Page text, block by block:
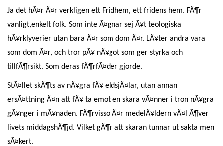
Ja det hÃ¤r Ã¤r verkligen ett Fridhem, ett fridens hem. FÃ¶r
vanligt,enkelt folk. Som inte Ã¤gnar sej Ã¥t teologiska
hÃ¥rklyverier utan bara Ã¤r som dom Ã¤r. LÃ¥ter andra vara
som dom Ã¤r, och tror pÃ¥ nÃ¥got som ger styrka och
tillfÃ¶rsikt. Som deras fÃ¶rfÃ¤der gjorde.
StÃ¤llet skÃ¶ts av nÃ¥gra fÃ¥ eldsjÃ¤lar, utan annan
ersÃ¤ttning Ã¤n att fÃ¥ ta emot en skara vÃ¤nner i tron nÃ¥gra
gÃ¥nger i mÃ¥naden. FÃ¶rvisso Ã¤r medelÃ¥ldern vÃ¤l Ã¶ver
livets middagshÃ¶jd. Vilket gÃ¶r att skaran tunnar ut sakta men
sÃ¤kert.